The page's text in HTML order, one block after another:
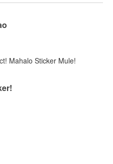
Mahalo Sticker Mule!